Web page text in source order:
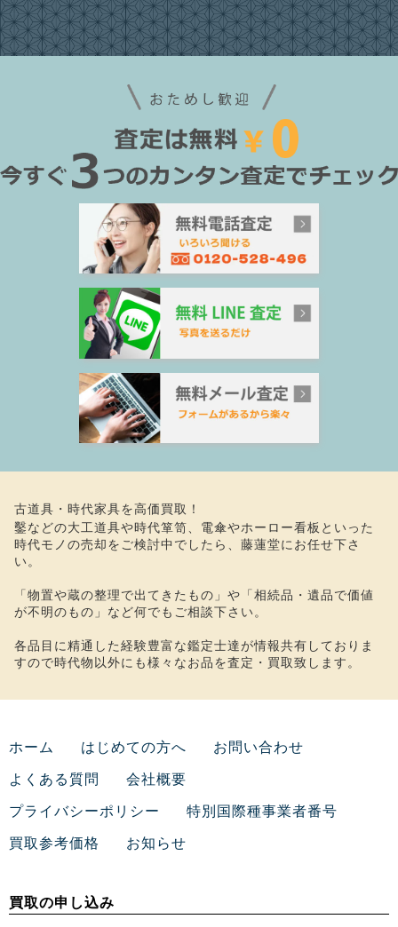
古道具・時代家具を高価買取！
鑿などの大工道具や時代箪笥、電傘やホーロー看板といった
時代モノの売却をご検討中でしたら、藤蓮堂にお任せ下さ
い。
「物置や蔵の整理で出てきたもの」や「相続品・遺品で価値
が不明のもの」など何でもご相談下さい。
各品目に精通した経験豊富な鑑定士達が情報共有しておりま
すので時代物以外にも様々なお品を査定・買取致します。
ホーム はじめての方へ お問い合わせ
よくある質問 会社概要
プライバシーポリシー 特別国際種事業者番号
買取参考価格 お知らせ
買取の申し込み